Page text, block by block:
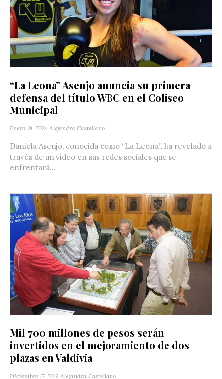
“La Leona” Asenjo anuncia su primera
defensa del título WBC en el Coliseo
Municipal
Enero 19, 2024 Alejandra Castellano
Daniela Asenjo, conocida como “La Leona”, ha revelado a
través de un video en sus redes sociales que se
enfrentará...
Mil 700 millones de pesos serán
invertidos en el mejoramiento de dos
plazas en Valdivia
Diciembre 17, 2019 Alejandra Castellano